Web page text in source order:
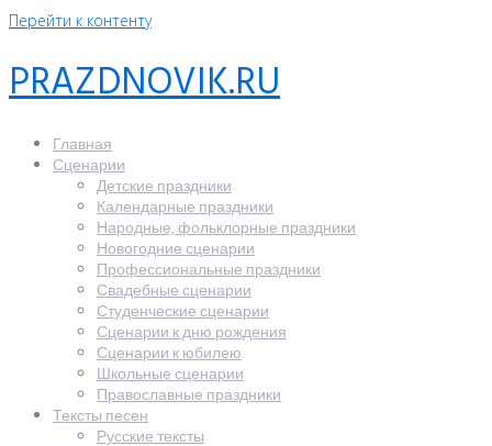
Перейти к контенту
PRAZDNOVIK.RU
Главная
Сценарии
Детские праздники
Календарные праздники
Народные, фольклорные праздники
Новогодние сценарии
Профессиональные праздники
Свадебные сценарии
Студенческие сценарии
Сценарии к дню рождения
Сценарии к юбилею
Школьные сценарии
Православные праздники
Тексты песен
Русские тексты